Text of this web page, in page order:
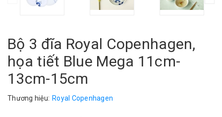
Bộ 3 đĩa Royal Copenhagen,
họa tiết Blue Mega 11cm-
13cm-15cm
Thương hiệu: Royal Copenhagen